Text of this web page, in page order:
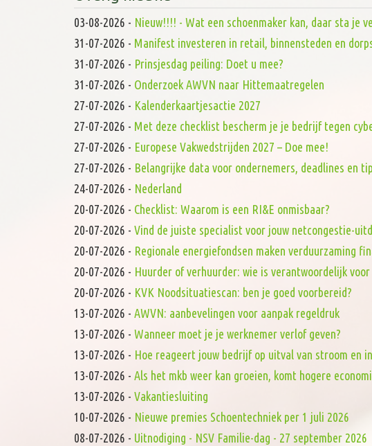
03-08-2026 - Nieuw!!!! - Wat een schoenmaker kan, daar sta je
31-07-2026 - Manifest investeren in retail, binnensteden en
31-07-2026 - Prinsjesdag peiling: Doet u mee?
31-07-2026 - Onderzoek AWVN naar Hittemaatregelen
27-07-2026 - Kalenderkaartjesactie 2027
27-07-2026 - Met deze checklist bescherm je je bedrijf tegen
27-07-2026 - Europese Vakwedstrijden 2027 – Doe mee!
27-07-2026 - Belangrijke data voor ondernemers, deadlines en
24-07-2026 - Nederland
20-07-2026 - Checklist: Waarom is een RI&E onmisbaar?
20-07-2026 - Vind de juiste specialist voor jouw netcongestie-
20-07-2026 - Regionale energiefondsen maken verduurzaming
20-07-2026 - Huurder of verhuurder: wie is verantwoordelijk
20-07-2026 - KVK Noodsituatiescan: ben je goed voorbereid?
13-07-2026 - AWVN: aanbevelingen voor aanpak regeldruk
13-07-2026 - Wanneer moet je je werknemer verlof geven?
13-07-2026 - Hoe reageert jouw bedrijf op uitval van stroom en
13-07-2026 - Als het mkb weer kan groeien, komt hogere
13-07-2026 - Vakantiesluiting
10-07-2026 - Nieuwe premies Schoentechniek per 1 juli 2026
08-07-2026 - Uitnodiging - NSV Familie-dag - 27 september 2026